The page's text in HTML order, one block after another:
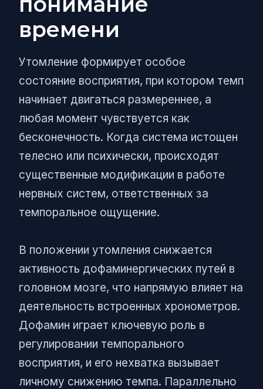
времени
Утомление формирует особое
состояние восприятия, при котором темп
начинает двигаться размереннее, а
любая момент чувствуется как
бесконечность. Когда система истощен
телесно или психически, происходят
существенные модификации в работе
нервных систем, ответственных за
темпоральное ощущение.
В положении утомления снижается
активность дофаминергических путей в
головном мозге, что напрямую влияет на
деятельность встроенных хронометров.
Дофамин играет ключевую роль в
регулировании темпорального
восприятия, и его нехватка вызывает
личному снижению темпа. Параллельно